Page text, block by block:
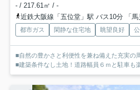
- / 217.61㎡ / -
近鉄大阪線「五位堂」駅 バス10分 「
都市ガス 閑静な住宅地 眺望良好
■自然の豊かさと利便性を兼ね備えた充実の
■建築条件なし土地！道路幅員６ｍと駐車も